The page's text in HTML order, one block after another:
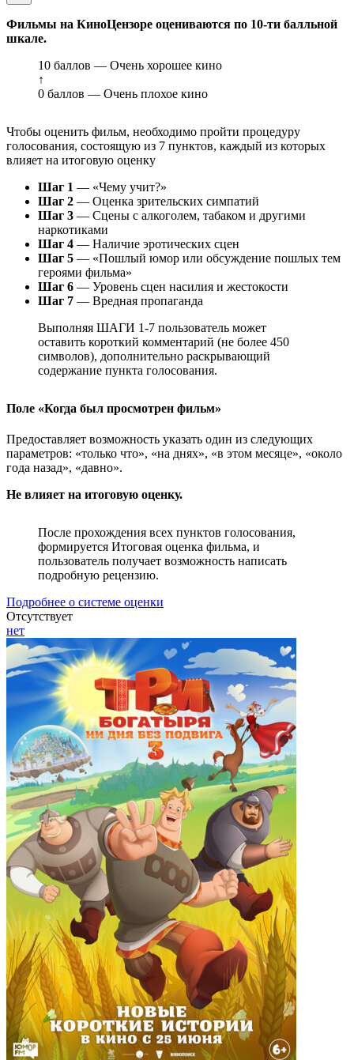
Фильмы на КиноЦензоре оцениваются по 10-ти балльной
шкале.
10 баллов — Очень хорошее кино
↑
0 баллов — Очень плохое кино
Чтобы оценить фильм, необходимо пройти процедуру
голосования, состоящую из 7 пунктов, каждый из которых
влияет на итоговую оценку
Шаг 1 — «Чему учит?»
Шаг 2 — Оценка зрительских симпатий
Шаг 3 — Сцены с алкоголем, табаком и другими
наркотиками
Шаг 4 — Наличие эротических сцен
Шаг 5 — «Пошлый юмор или обсуждение пошлых тем
героями фильма»
Шаг 6 — Уровень сцен насилия и жестокости
Шаг 7 — Вредная пропаганда
Выполняя ШАГИ 1-7 пользователь может
оставить короткий комментарий (не более 450
символов), дополнительно раскрывающий
содержание пункта голосования.
Поле «Когда был просмотрен фильм»
Предоставляет возможность указать один из следующих
параметров: «только что», «на днях», «в этом месяце», «около
года назад», «давно».
Не влияет на итоговую оценку.
После прохождения всех пунктов голосования,
формируется Итоговая оценка фильма, и
пользователь получает возможность написать
подробную рецензию.
Подробнее о системе оценки
Отсутствует
нет